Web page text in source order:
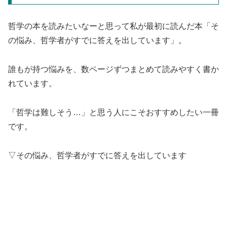
哲学の本を読みたいなーと思って私が最初に読んだ本「そ
の悩み、哲学者がすでに答えを出しています」。
誰もが持つ悩みを、数ページずつまとめて読みやすく書か
れています。
「哲学は難しそう…」と思う人にこそおすすめしたい一冊
です。
▽その悩み、哲学者がすでに答えを出しています